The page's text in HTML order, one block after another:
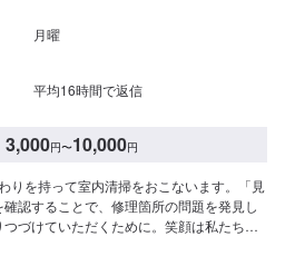
月曜
平均16時間で返信
3,000円〜10,000円
りを持って室内清掃をおこないます。「見
認することで、修理箇所の問題を発見し
づけていただくために。笑顔は私たちか